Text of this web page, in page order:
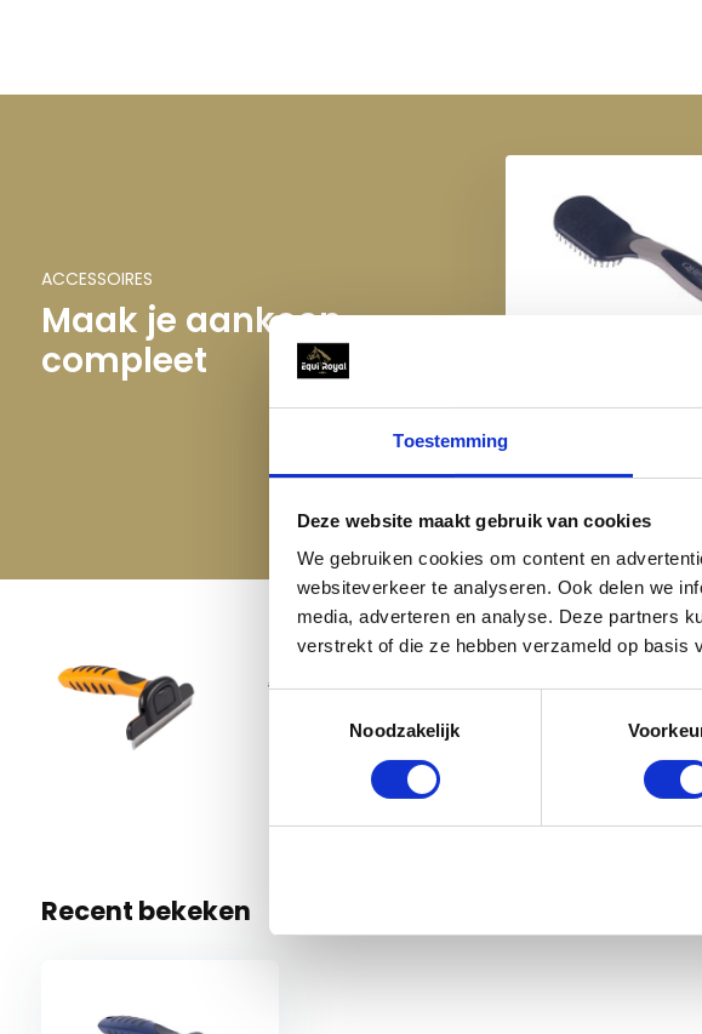
Toestemming
Deze website maakt gebruik van cookies
We gebruiken cookies om content en
websiteverkeer te analyseren. Ook delen we
media, adverteren en analyse. Deze partners
verstrekt of die ze hebben verzameld op basis
Noodzakelijk
ACCESSOIRES
Maak je aankoop
compleet
€ 13,95
€ 9,95
Imperial Riding
Navy
Neon Orange
3 Op voorraad: voor
Recent bekeken